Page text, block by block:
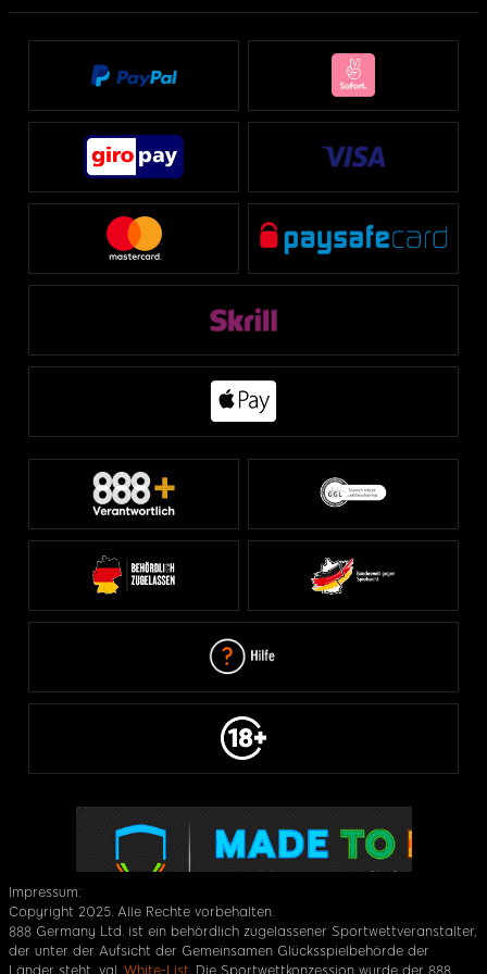
Impressum:
Copyright 2025. Alle Rechte vorbehalten.
888 Germany Ltd. ist ein behördlich zugelassener Sportwettveranstalter,
der unter der Aufsicht der Gemeinsamen Glücksspielbehörde der
Länder steht, vgl. White-List . Die Sportwettkonzession wurde der 888